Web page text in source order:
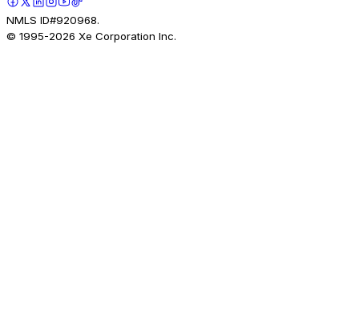
NMLS ID#920968.
© 1995-2026 Xe Corporation Inc.